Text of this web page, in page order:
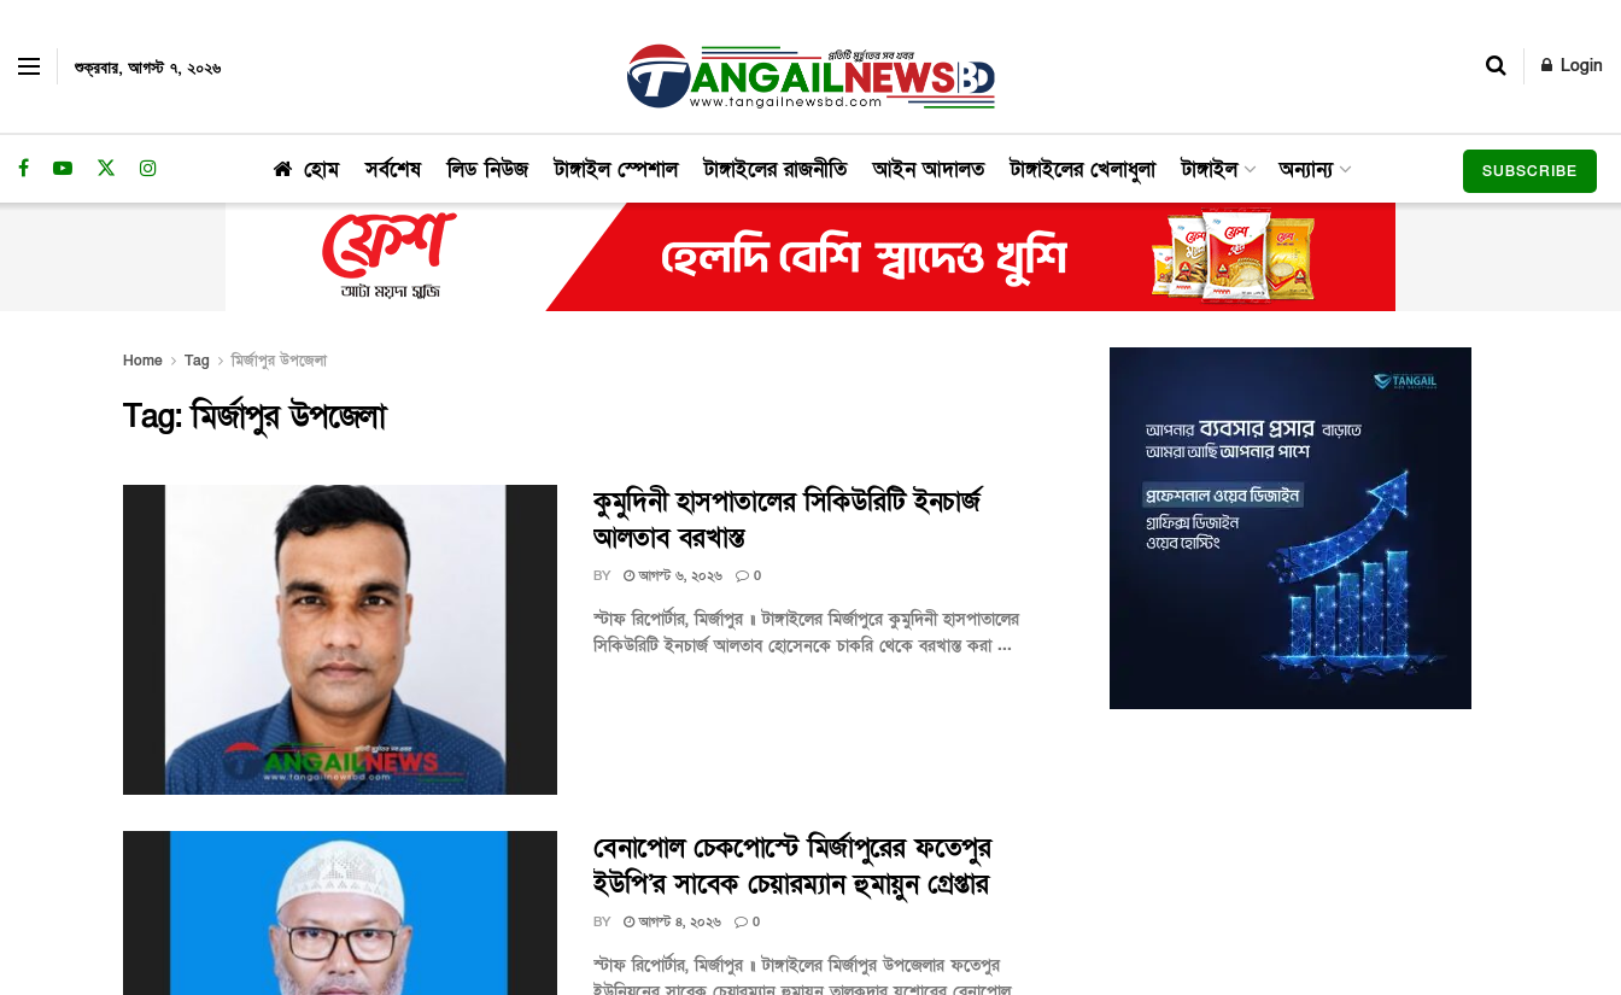
শুক্রবার, আগস্ট ৭, ২০২৬ Login
হোম সর্বশেষ লিড নিউজ টাঙ্গাইল স্পেশাল টাঙ্গাইলের রাজনীতি আইন আদালত টাঙ্গাইলের খেলাধুলা টাঙ্গাইল অন্যান্য SUBSCRIBE
Home Tag মির্জাপুর উপজেলা
Tag:মির্জাপুর উপজেলা
কুমুদিনী হাসপাতালের সিকিউরিটি ইনচার্জ
আলতাব বরখাস্ত
BY আগস্ট ৬, ২০২৬ 0
স্টাফ রিপোর্টার, মির্জাপুর ॥ টাঙ্গাইলের মির্জাপুরে কুমুদিনী হাসপাতালের
সিকিউরিটি ইনচার্জ আলতাব হোসেনকে চাকরি থেকে বরখাস্ত করা ...
বেনাপোল চেকপোস্টে মির্জাপুরের ফতেপুর
ইউপি’র সাবেক চেয়ারম্যান হুমায়ুন গ্রেপ্তার
BY আগস্ট ৪, ২০২৬ 0
স্টাফ রিপোর্টার, মির্জাপুর ॥ টাঙ্গাইলের মির্জাপুর উপজেলার ফতেপুর